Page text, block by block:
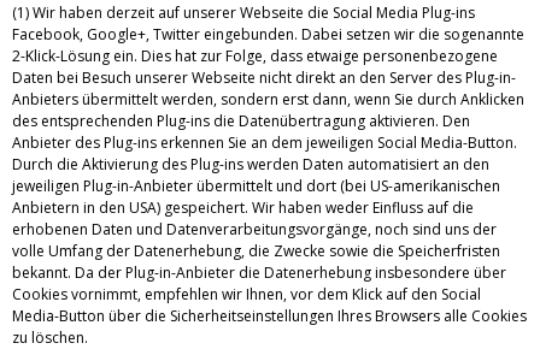
(1) Wir haben derzeit auf unserer Webseite die Social Media Plug-ins
Facebook, Google+, Twitter eingebunden. Dabei setzen wir die sogenannte
2-Klick-Lösung ein. Dies hat zur Folge, dass etwaige personenbezogene
Daten bei Besuch unserer Webseite nicht direkt an den Server des Plug-in-
Anbieters übermittelt werden, sondern erst dann, wenn Sie durch Anklicken
des entsprechenden Plug-ins die Datenübertragung aktivieren. Den
Anbieter des Plug-ins erkennen Sie an dem jeweiligen Social Media-Button.
Durch die Aktivierung des Plug-ins werden Daten automatisiert an den
jeweiligen Plug-in-Anbieter übermittelt und dort (bei US-amerikanischen
Anbietern in den USA) gespeichert. Wir haben weder Einfluss auf die
erhobenen Daten und Datenverarbeitungsvorgänge, noch sind uns der
volle Umfang der Datenerhebung, die Zwecke sowie die Speicherfristen
bekannt. Da der Plug-in-Anbieter die Datenerhebung insbesondere über
Cookies vornimmt, empfehlen wir Ihnen, vor dem Klick auf den Social
Media-Button über die Sicherheitseinstellungen Ihres Browsers alle Cookies
zu löschen.